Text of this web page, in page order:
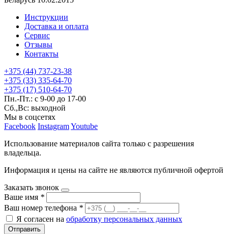
Инструкции
Доставка и оплата
Сервис
Отзывы
Контакты
+375 (44) 737-23-38
+375 (33) 335-64-70
+375 (17) 510-64-70
Пн.-Пт.: с 9-00 до 17-00
Сб.,Вс: выходной
Мы в соцсетях
Facebook InstagramYoutube
Использование материалов сайта только с разрешения
владельца.
Информация и цены на сайте не являются публичной офертой
Заказать звонок
Ваше имя *
Ваш номер телефона *
Я согласен на обработку персональных данных
Отправить